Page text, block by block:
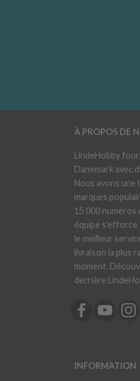
À PROPOS DE
LindeHobby
Danemark avec
Nous avons une
marques
15 000
équipe
le meilleur
livraison la plus
moment.
derrière
INFORMATION